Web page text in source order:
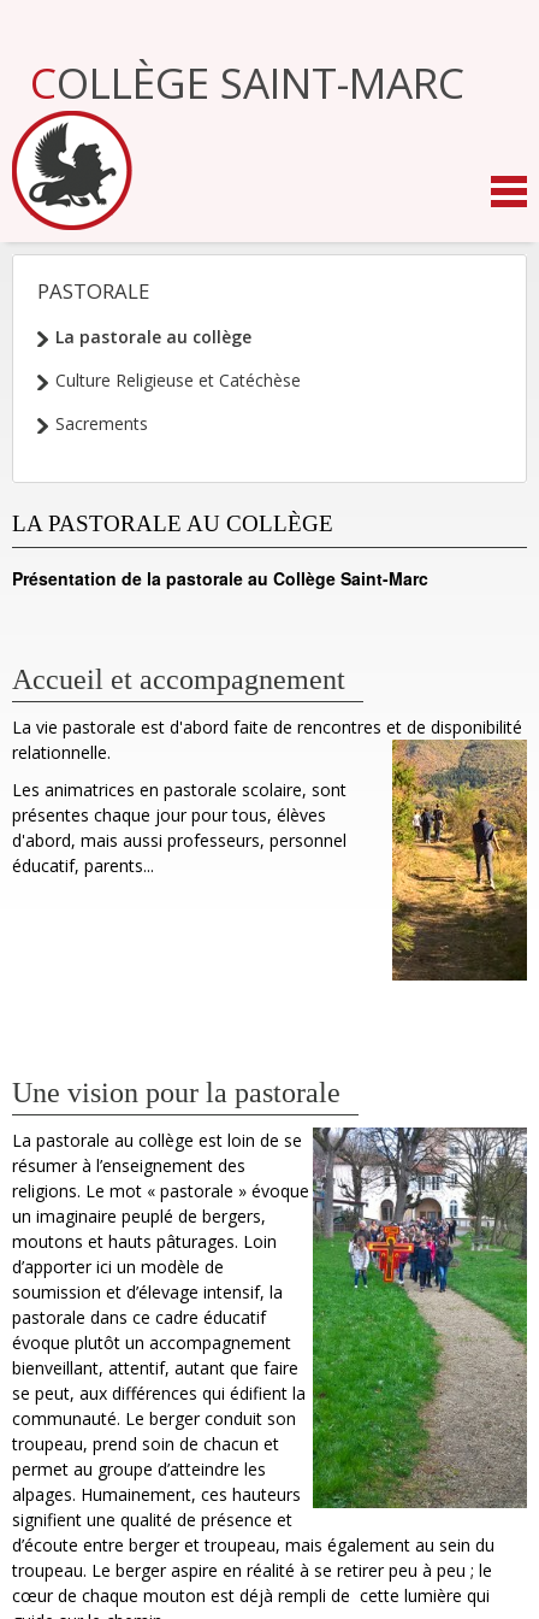
Aller
navigation
COLLÈGE SAINT-MARC
NAVIGATION
PASTORALE
La pastorale au collège
Culture Religieuse et Catéchèse
Sacrements
LA PASTORALE AU COLLÈGE
Présentation de la pastorale au Collège Saint-Marc
Accueil et accompagnement
La vie pastorale est d'abord faite de rencontres et de disponibilité
relationnelle.
Les animatrices en pastorale scolaire, sont
présentes chaque jour pour tous, élèves
d'abord, mais aussi professeurs, personnel
éducatif, parents...
Une vision pour la pastorale
La pastorale au collège est loin de se
résumer à l’enseignement des
religions. Le mot « pastorale » évoque
un imaginaire peuplé de bergers,
moutons et hauts pâturages. Loin
d’apporter ici un modèle de
soumission et d’élevage intensif, la
pastorale dans ce cadre éducatif
évoque plutôt un accompagnement
bienveillant, attentif, autant que faire
se peut, aux différences qui édifient la
communauté. Le berger conduit son
troupeau, prend soin de chacun et
permet au groupe d’atteindre les
alpages. Humainement, ces hauteurs
signifient une qualité de présence et
d’écoute entre berger et troupeau, mais également au sein du
troupeau. Le berger aspire en réalité à se retirer peu à peu ; le
cœur de chaque mouton est déjà rempli de cette lumière qui